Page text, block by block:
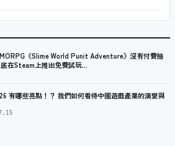
《Slime World Punit Adventure》沒有付費抽
在Steam上推出免費試玩…
有哪些亮點！？ 我們如何看待中國遊戲產業的演變與